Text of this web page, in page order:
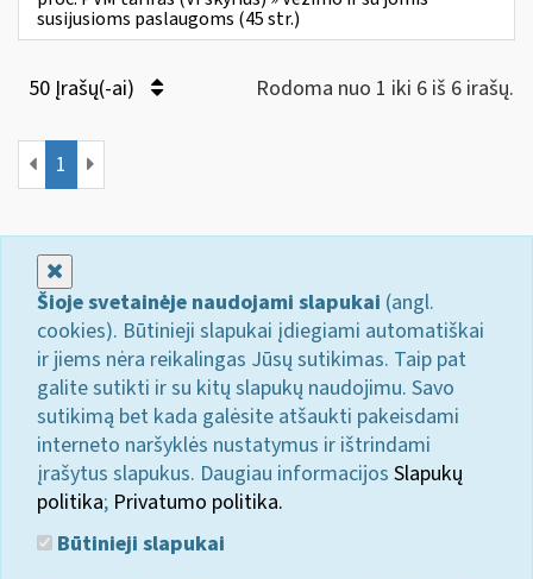
susijusioms paslaugoms (45 str.)
50 Įrašų(-ai) Rodoma nuo 1 iki 6 iš 6 irašų.
1
Šioje svetainėje naudojami slapukai (angl.
cookies). Būtinieji slapukai įdiegiami automatiškai
ir jiems nėra reikalingas Jūsų sutikimas. Taip pat
galite sutikti ir su kitų slapukų naudojimu. Savo
sutikimą bet kada galėsite atšaukti pakeisdami
interneto naršyklės nustatymus ir ištrindami
įrašytus slapukus. Daugiau informacijos Slapukų
politika; Privatumo politika.
Būtinieji slapukai